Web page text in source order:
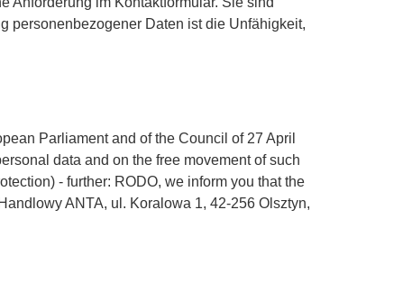
personenbezogener Daten ist die Unfähigkeit,
Parliament and of the Council of 27 April
data and on the free movement of such
- further: RODO, we inform you that the
ANTA, ul. Koralowa 1, 42-256 Olsztyn,